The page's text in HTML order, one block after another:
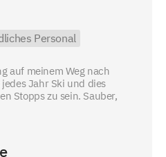
Personal
auf meinem Weg nach
Jahr Ski und dies
Stopps zu sein. Sauber,